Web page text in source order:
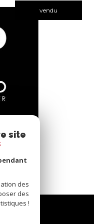
vendu
site
des
des
!